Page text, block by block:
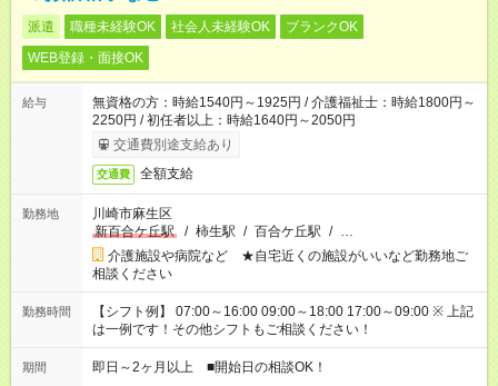
派遣 職種未経験OK 社会人未経験OK
ブランクOK
WEB登録・面接OK
給与
無資格の方：時給1540円～1925円 / 介護福祉士：時給1800円～
2250円 / 初任者以上：時給1640円～2050円
交通費別途支給あり
交通費 全額支給
勤務地
川崎市麻生区
新百合ケ丘駅
/ 柿生駅 / 百合ケ丘駅 / …
介護施設や病院など ★自宅近くの施設がいいなど勤務地ご
相談ください
勤務時間
【シフト例】 07:00～16:00 09:00～18:00 17:00～09:00 ※ 上記
は一例です！その他シフトもご相談ください！
期間 即日～2ヶ月以上 ■開始日の相談OK！